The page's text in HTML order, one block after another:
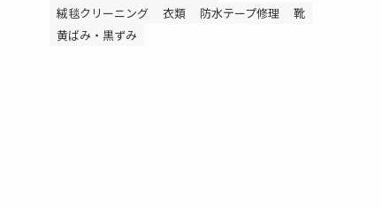
絨毯クリーニング
衣類 防水テープ修理
靴
黄ばみ・黒ずみ